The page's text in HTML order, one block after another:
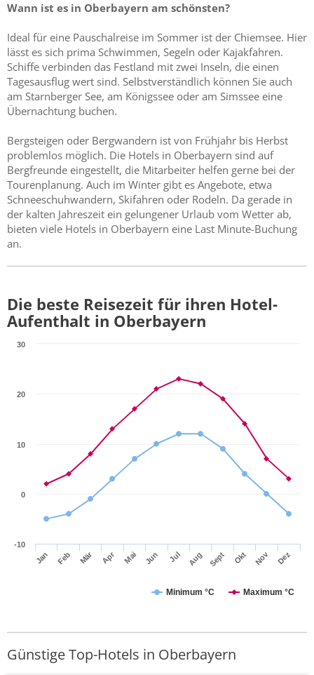
Wann ist es in Oberbayern am schönsten?
Ideal für eine Pauschalreise im Sommer ist der Chiemsee. Hier
lässt es sich prima Schwimmen, Segeln oder Kajakfahren.
Schiffe verbinden das Festland mit zwei Inseln, die einen
Tagesausflug wert sind. Selbstverständlich können Sie auch
am Starnberger See, am Königssee oder am Simssee eine
Übernachtung buchen.
Bergsteigen oder Bergwandern ist von Frühjahr bis Herbst
problemlos möglich. Die Hotels in Oberbayern sind auf
Bergfreunde eingestellt, die Mitarbeiter helfen gerne bei der
Tourenplanung. Auch im Winter gibt es Angebote, etwa
Schneeschuhwandern, Skifahren oder Rodeln. Da gerade in
der kalten Jahreszeit ein gelungener Urlaub vom Wetter ab,
bieten viele Hotels in Oberbayern eine Last Minute-Buchung
an.
Die beste Reisezeit für ihren Hotel-
Aufenthalt in Oberbayern
Minimum °C Maximum °C
Jan Feb Mär Apr Mai Jun Jul Aug Sept Okt Nov Dez
-10
0
10
20
30
Günstige Top-Hotels in Oberbayern